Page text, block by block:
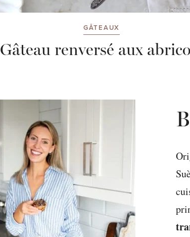
GÂTEAUX
Gâteau renversé aux